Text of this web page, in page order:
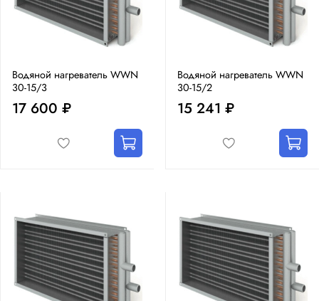
Водяной нагреватель WWN
30-15/3
17 600 ₽
Водяной нагреватель WWN
30-15/2
15 241 ₽